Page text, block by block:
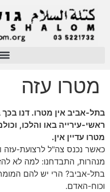
מטרו עזה
בתל-אביב אין מטרו. דנו
ראשי-עירייה באו והלכו,
מטרו עדיין אין.
כאשר נכנס צה"ל לרצועת-
מנהרות, התבדחנו: למה לא
בתל-אביב? הרי יש להם
וכוח-האדם.